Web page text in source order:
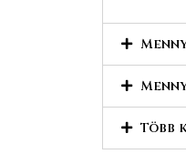
Több